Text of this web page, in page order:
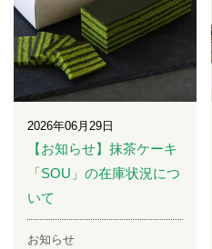
2026年06月29日
【お知らせ】抹茶ケーキ
「SOU」の在庫状況につ
いて
お知らせ